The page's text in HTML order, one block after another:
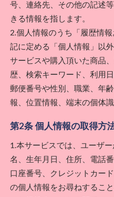
号、連絡先、その他の記述
きる情報を指します。
2.個人情報のうち「履歴情
記に定める「個人情報」以
サービスや購入頂いた商品
歴、検索キーワード、利用
郵便番号や性別、職業、年
報、位置情報、端末の個体
第2条 個人情報の取得方
1.本サービスでは、ユーザ
名、生年月日、住所、電話
口座番号、クレジットカー
の個人情報をお尋ねするこ